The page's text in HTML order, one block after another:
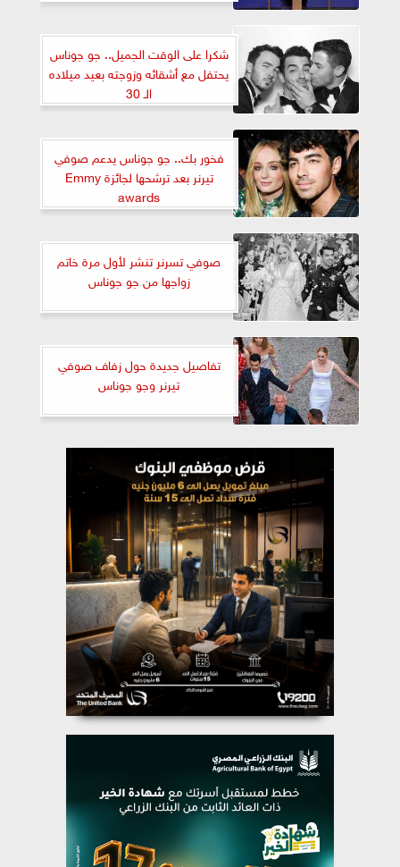
شكرا على الوقت الجميل.. جو جوناس
يحتفل مع أشقائه وزوجته بعيد ميلاده
الـ 30
فخور بك.. جو جوناس يدعم صوفي
تيرنر بعد ترشحها لجائزة Emmy
awards
صوفي تسرنر تنشر لأول مرة خاتم
زواجها من جو جوناس
تفاصيل جديدة حول زفاف صوفي
تيرنر وجو جوناس